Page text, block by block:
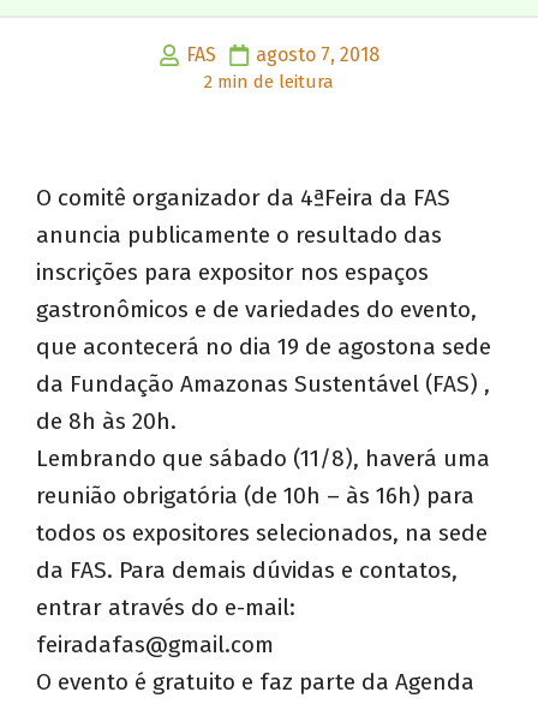
FAS agosto 7, 2018
2 min de leitura
O comitê organizador da 4ªFeira da FAS
anuncia publicamente o resultado das
inscrições para expositor nos espaços
gastronômicos e de variedades do evento,
que acontecerá no dia 19 de agostona sede
da Fundação Amazonas Sustentável (FAS) ,
de 8h às 20h.
Lembrando que sábado (11/8), haverá uma
reunião obrigatória (de 10h – às 16h) para
todos os expositores selecionados, na sede
da FAS. Para demais dúvidas e contatos,
entrar através do e-mail:
feiradafas@gmail.com
O evento é gratuito e faz parte da Agenda